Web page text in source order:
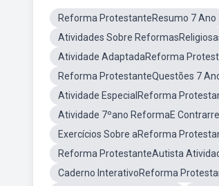
Reforma ProtestanteResumo 7 Ano
Atividades Sobre
Atividade AdaptadaReforma
Reforma ProtestanteQuestões 7
Atividade EspecialReforma
Atividade 7ºano ReformaE
Exercícios Sobre aReforma
Reforma ProtestanteAutista
Caderno InterativoReforma